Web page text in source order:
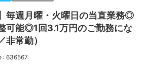
毎週月曜・火曜日の当直業務◎
可能◎1回3.1万円のご勤務にな
非常勤）
: 636567